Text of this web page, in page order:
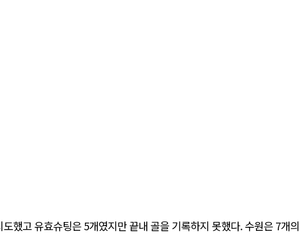
했고 유효슈팅은 5개였지만 끝내 골을 기록하지 못했다. 수원은 7개의